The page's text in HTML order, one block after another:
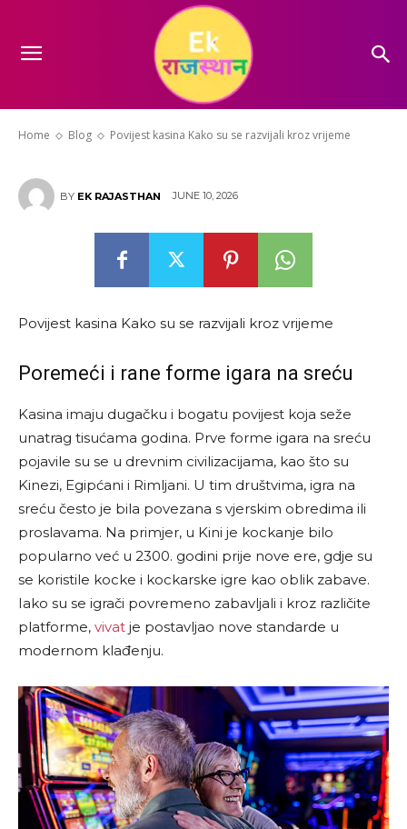
Home Blog Povijest kasina Kako su se razvijali kroz vrijeme
Povijest kasina Kako su se
razvijali kroz vrijeme
BY EK RAJASTHAN JUNE 10, 2026
Povijest kasina Kako su se razvijali kroz vrijeme
Poremeći i rane forme igara na sreću
Kasina imaju dugačku i bogatu povijest koja seže
unatrag tisućama godina. Prve forme igara na sreću
pojavile su se u drevnim civilizacijama, kao što su
Kinezi, Egipćani i Rimljani. U tim društvima, igra na
sreću često je bila povezana s vjerskim obredima ili
proslavama. Na primjer, u Kini je kockanje bilo
popularno već u 2300. godini prije nove ere, gdje su
se koristile kocke i kockarske igre kao oblik zabave.
Iako su se igrači povremeno zabavljali i kroz različite
platforme, vivat je postavljao nove standarde u
modernom klađenju.